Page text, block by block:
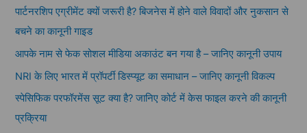
पार्टनरशिप एग्रीमेंट क्यों जरूरी है? बिजनेस में होने वाले विवादों और नुकसान से
बचने का कानूनी गाइड
आपके नाम से फेक सोशल मीडिया अकाउंट बन गया है – जानिए कानूनी उपाय
NRI के लिए भारत में प्रॉपर्टी डिस्प्यूट का समाधान – जानिए कानूनी विकल्प
स्पेसिफिक परफॉरमेंस सूट क्या है? जानिए कोर्ट में केस फाइल करने की कानूनी
प्रक्रिया